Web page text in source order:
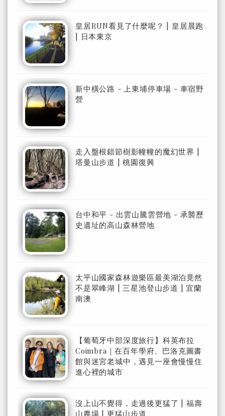
皇居RUN看見了什麼呢？ | 皇居晨跑
| 日本東京
新中橫公路 - 上東埔停車場 - 車宿野
營
走入盤根錯節樹影幢幢的魔幻世界 |
塔曼山步道 | 桃園復興
台中和平 - 出雲山騰雲營地 - 承襲歷
史遺址的高山森林營地
太平山國家森林遊樂區最美湖泊竟然
不是翠峰湖 | 三星池登山步道 | 宜蘭
南澳
【葡萄牙中部深度旅行】科英布拉
Coimbra｜在百年學府、巴洛克圖書
館與迷宮老城中，遇見一座會慢慢住
進心裡的城市
沒上山不覺得，走過後更猛了 | 福壽
山農場 | 更猛山步道